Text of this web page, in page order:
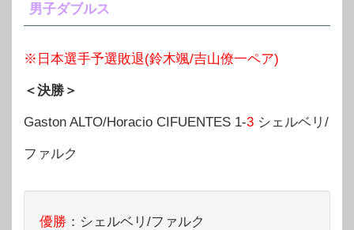
男子ダブルス
※日本選手予選敗退(鈴木颯/吉山僚一ペア)
＜決勝＞
Gaston ALTO/Horacio CIFUENTES 1-3 シェルベリ/
ファルク
優勝 ：シェルベリ/ファルク